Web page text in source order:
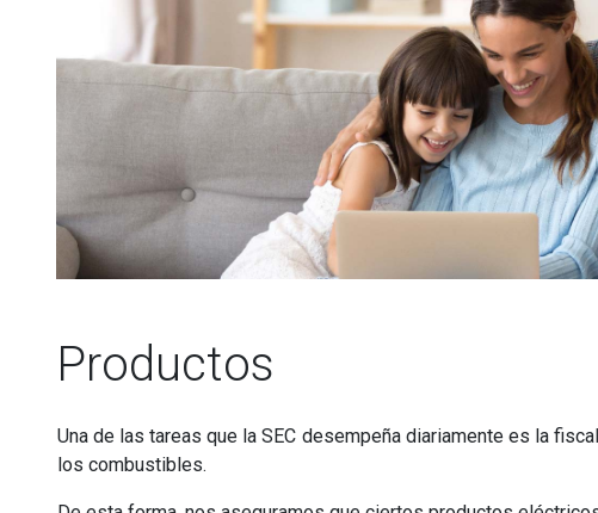
Productos
Una de las tareas que la SEC desempeña diariamente es la
los combustibles.